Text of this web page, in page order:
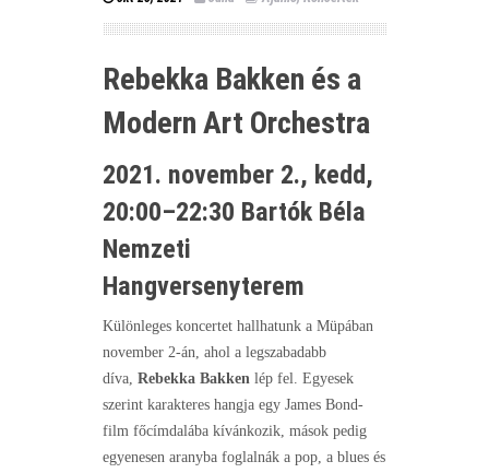
Rebekka Bakken és a
Modern Art Orchestra
2021. november 2., kedd,
20:00–22:30 Bartók Béla
Nemzeti
Hangversenyterem
Különleges koncertet hallhatunk a Müpában
november 2-án, ahol a legszabadabb
díva, Rebekka Bakken lép fel. Egyesek
szerint karakteres hangja egy James Bond-
film főcímdalába kívánkozik, mások pedig
egyenesen aranyba foglalnák a pop, a blues és